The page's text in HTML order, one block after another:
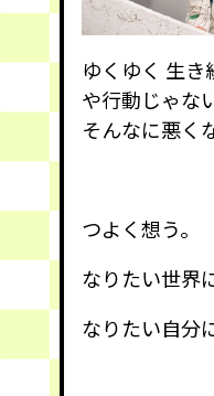
ゆくゆく 生
や行動じゃな
そんなに悪く
つよく想う。
なりたい世界
なりたい自分